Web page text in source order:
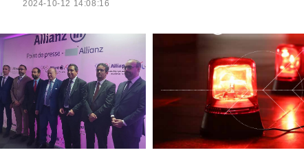
2024-10-12 14:08:16